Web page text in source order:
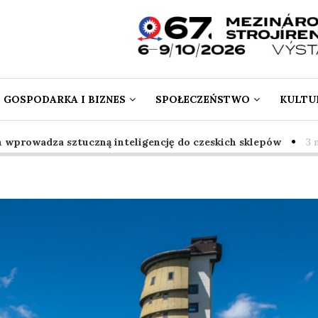
GOSPODARKA I BIZNES SPOŁECZEŃSTWO
sztuczną inteligencję do czeskich sklepów 3